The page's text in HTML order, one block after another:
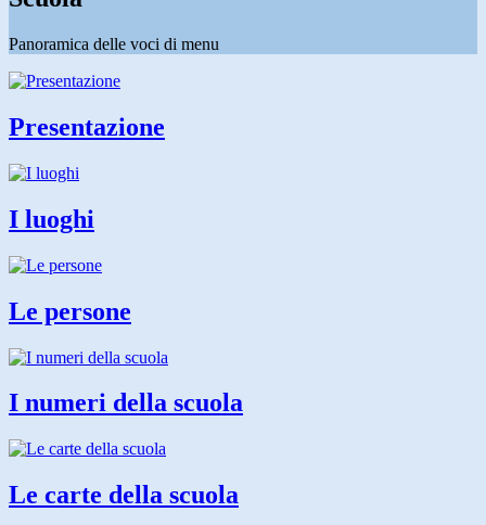
Panoramica delle voci di menu
Presentazione
I luoghi
Le persone
I numeri della scuola
Le carte della scuola